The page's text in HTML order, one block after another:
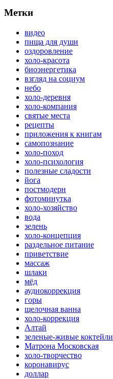
Метки
видео
пища для души
оздоровление
холо-красота
биоэнергетика
взгляд на социум
небо
холо-деревня
холо-компания
святые места
рецепты
приложения к книгам
самопознание
холо-поход
холо-психология
полезные сладости
йога
постмодерн
фотоминутка
холо-хозяйство
вода
зелень
холо-концепция
раздельное питание
приветствие
массаж
шлаки
мёд
аудиокоррекция
горы
щелочная ванна
холо-коррекция
Алтай
зеленые-живые коктейли
Матрона Московская
холо-творчество
коронавирус
доллар